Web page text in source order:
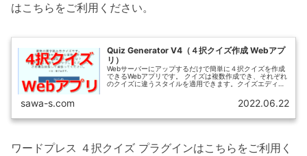
はこちらをご利用ください。
Quiz Generator V4（４択クイズ作成 Webアプ
リ）
Webサーバーにアップするだけで簡単に４択クイズを作成
できるWebアプリです。 クイズは複数作成でき、それぞれ
のクイズに違うスタイルを適用できます。クイズエディタ
sawa-s.com 2022.06.22
ワードプレス ４択クイズ プラグインはこちらをご利用く